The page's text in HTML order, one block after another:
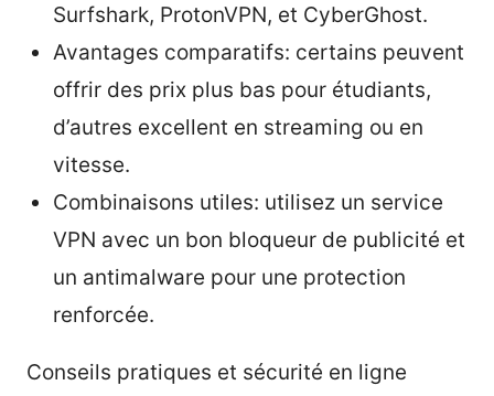
Surfshark, ProtonVPN, et CyberGhost.
Avantages comparatifs: certains peuvent
offrir des prix plus bas pour étudiants,
d’autres excellent en streaming ou en
vitesse.
Combinaisons utiles: utilisez un service
VPN avec un bon bloqueur de publicité et
un antimalware pour une protection
renforcée.
Conseils pratiques et sécurité en ligne